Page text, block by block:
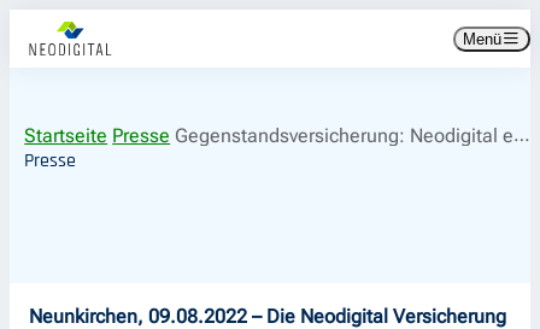
Zum
Inhalt
Zur
Hauptnavigation
Menü
Startseite Presse Gegenstandsversicherung: Neodigital erweitert das Versicherungsangebot auf über 120 Gegenstände
Presse
Neunkirchen, 09.08.2022 – Die Neodigital Versicherung